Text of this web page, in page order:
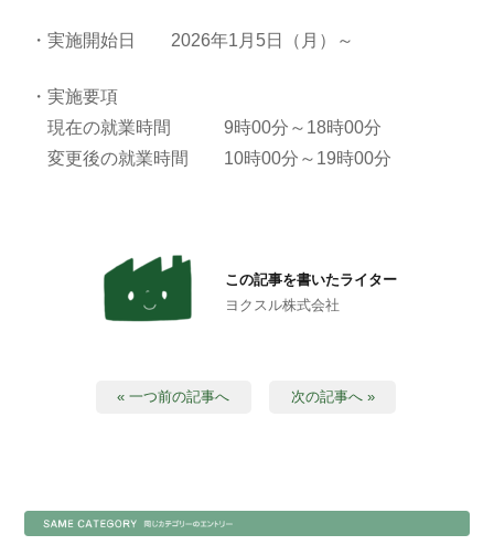
・実施開始日 2026年1月5日（月）～
・実施要項
現在の就業時間 9時00分～18時00分
変更後の就業時間 10時00分～19時00分
この記事を書いたライター
ヨクスル株式会社
« 一つ前の記事へ 次の記事へ »